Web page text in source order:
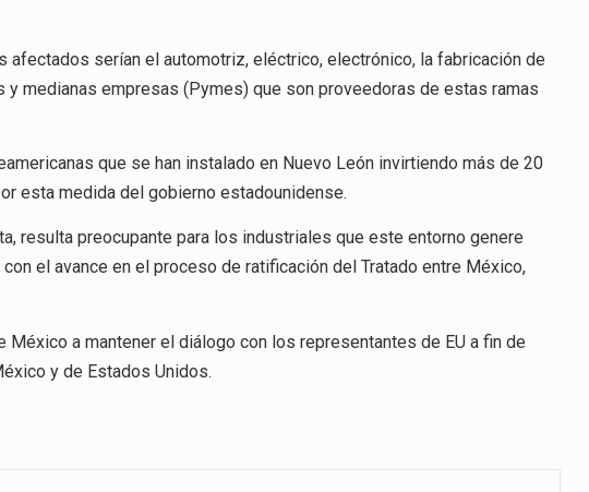
MILLONES
DE
serían el automotriz, eléctrico, electrónico, la fabricación de
medianas empresas (Pymes) que son proveedoras de estas ramas
que se han instalado en Nuevo León invirtiendo más de 20
esta medida del gobierno estadounidense.
resulta preocupante para los industriales que este entorno genere
el avance en el proceso de ratificación del Tratado entre México,
México a mantener el diálogo con los representantes de EU a fin de
y de Estados Unidos.